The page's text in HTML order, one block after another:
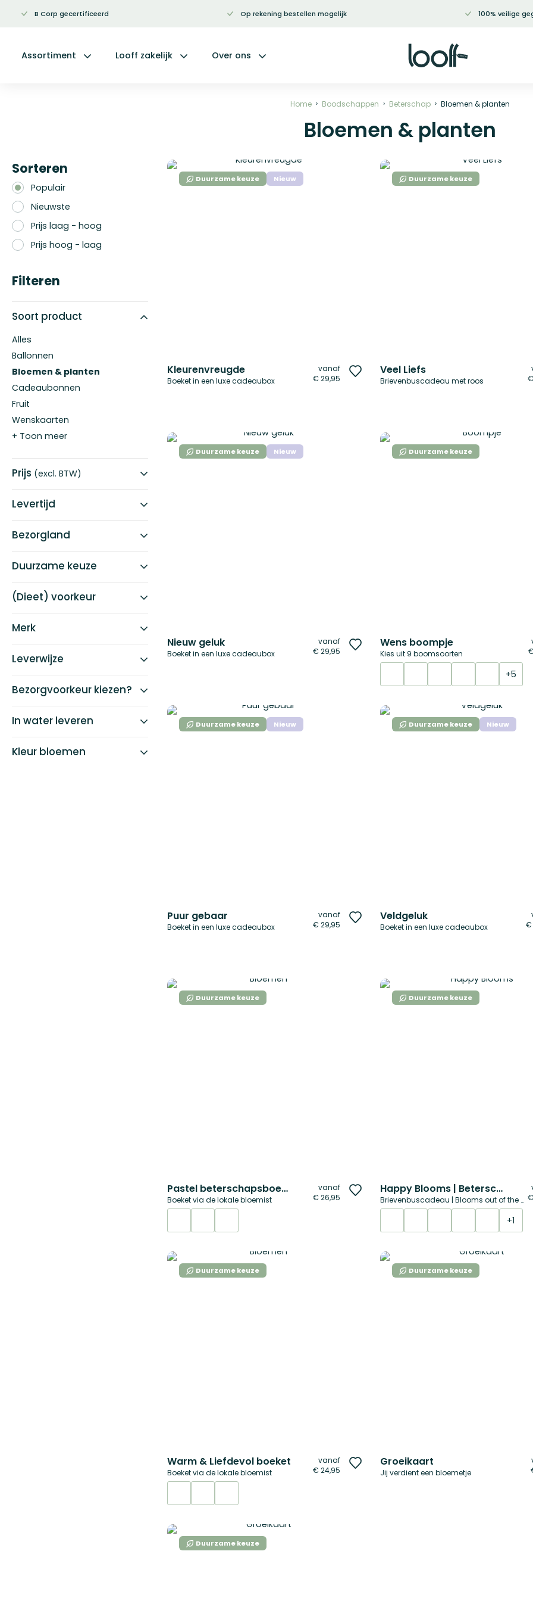
B Corp gecertificeerd Op rekening bestellen mogelijk 100% veilige
Assortiment Looff zakelijk Over ons
Home Boodschappen Beterschap Bloemen & planten
Bloemen & planten
Duurzame keuze Nieuw
Kleurenvreugde
Boeket in een luxe cadeaubox
vanaf
€ 29,95
Voeg
Duurzame keuze
Veel Liefs
Brievenbuscadeau met roos
Duurzame keuze Nieuw
Nieuw geluk
Boeket in een luxe cadeaubox
vanaf
€ 29,95
Voeg
verlanglijst
Duurzame keuze
Wens boompje
Kies uit 9 boomsoorten
+5
Duurzame keuze Nieuw
Puur gebaar
Boeket in een luxe cadeaubox
vanaf
€ 29,95
Voeg
Duurzame keuze Nieuw
Veldgeluk
Boeket in een luxe cadeaubox
€
Duurzame keuze
Pastel beterschapsboeket
Boeket via de lokale bloemist
vanaf
€ 26,95
Voeg
verlanglijst
Duurzame keuze
Happy Blooms | Beterschap
Brievenbuscadeau | Blooms out of the box
+1
Duurzame keuze
Warm & Liefdevol boeket
Boeket via de lokale bloemist
vanaf
€ 24,95
Voeg
Duurzame keuze
Groeikaart
Jij verdient een bloemetje
Duurzame keuze
Filteren
Soort product
Alles
Ballonnen
Bloemen & planten
Cadeaubonnen
Fruit
Wenskaarten
+ Toon meer
Prijs (excl. BTW)
Levertijd
Bezorgland
Duurzame keuze
(Dieet) voorkeur
Merk
Leverwijze
Bezorgvoorkeur kiezen?
In water leveren
Kleur bloemen
Sorteren
Populair
Nieuwste
Prijs laag - hoog
Prijs hoog - laag